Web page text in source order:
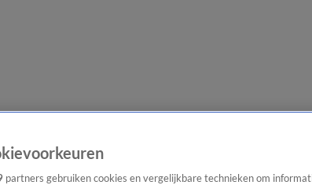
partners gebruiken cookies en vergelijkbare technieken om